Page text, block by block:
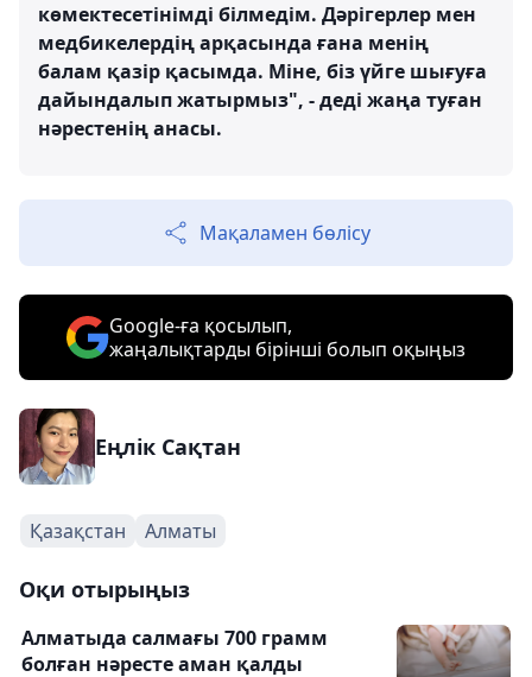
көмектесетінімді білмедім. Дәрігерлер мен
медбикелердің арқасында ғана менің
балам қазір қасымда. Міне, біз үйге шығуға
дайындалып жатырмыз", - деді жаңа туған
нәрестенің анасы.
Мақаламен бөлісу
Google-ға қосылып,
жаңалықтарды бірінші болып оқыңыз
Еңлік Сақтан
Қазақстан Алматы
Оқи отырыңыз
Алматыда салмағы 700 грамм
болған нәресте аман қалды